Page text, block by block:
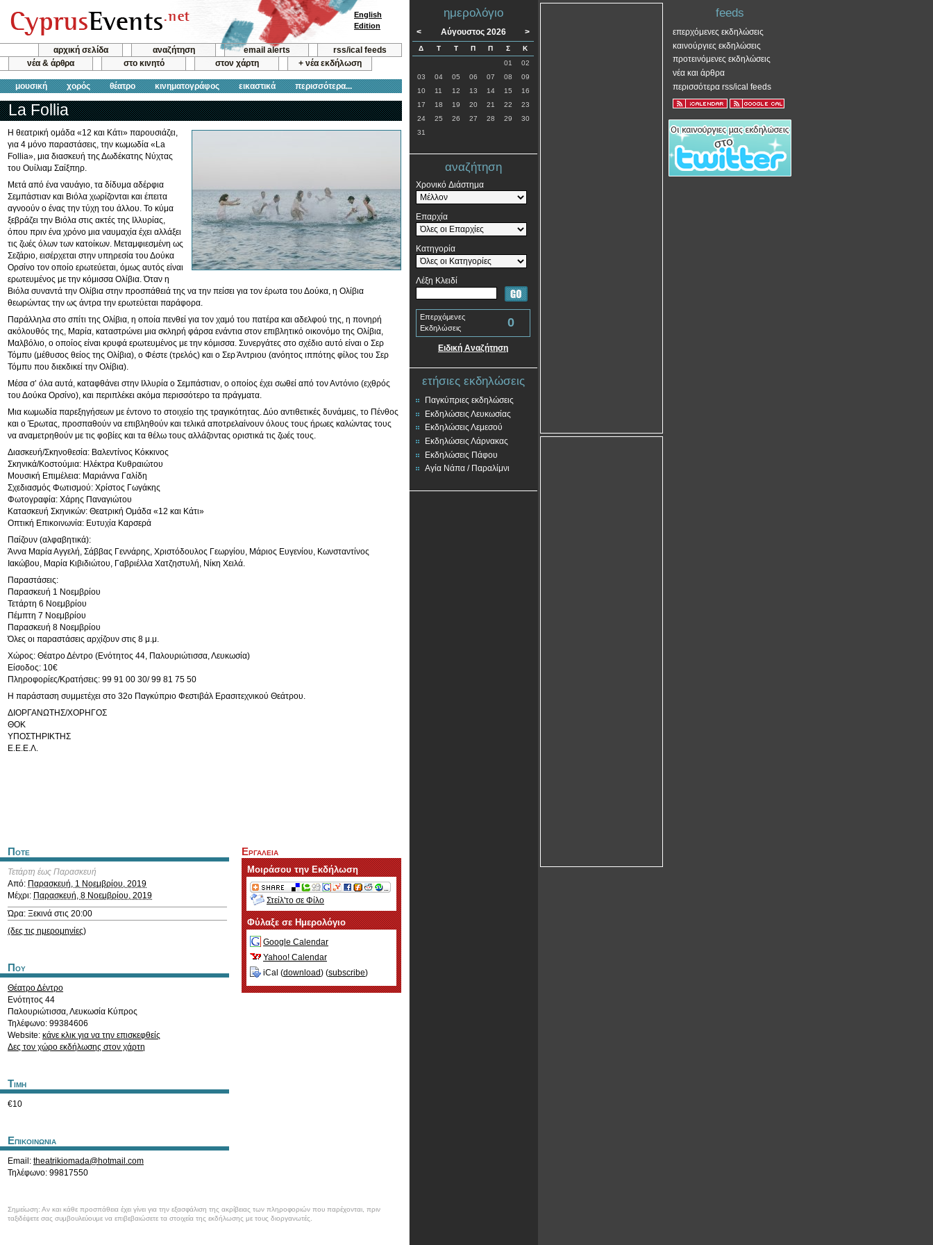
αρχική σελίδα αναζήτηση email alerts
rss/ical feeds
νέα & άρθρα
στο κινητό στον χάρτη + νέα εκδήλωση
μουσική χορός θέατρο κινηματογράφος εικαστικά περισσότερα...
English
Edition
La Follia
Η θεατρική ομάδα «12 και Κάτι» παρουσιάζει,
για 4 μόνο παραστάσεις, την κωμωδία «La
Follia», μια διασκευή της Δωδέκατης Νύχτας
του Ουίλιαμ Σαίξπηρ.
Μετά από ένα ναυάγιο, τα δίδυμα αδέρφια
Σεμπάστιαν και Βιόλα χωρίζονται και έπειτα
αγνοούν ο ένας την τύχη του άλλου. Το κύμα
ξεβράζει την Βιόλα στις ακτές της Ιλλυρίας,
όπου πριν ένα χρόνο μια ναυμαχία έχει αλλάξει
τις ζωές όλων των κατοίκων. Μεταμφιεσμένη ως
Σεζάριο, εισέρχεται στην υπηρεσία του Δούκα
Ορσίνο τον οποίο ερωτεύεται, όμως αυτός είναι
ερωτευμένος με την κόμισσα Ολίβια. Όταν η
Βιόλα συναντά την Ολίβια στην προσπάθειά της να την πείσει για τον έρωτα του Δούκα, η Ολίβια
θεωρώντας την ως άντρα την ερωτεύεται παράφορα.
Παράλληλα στο σπίτι της Ολίβια, η οποία πενθεί για τον χαμό του πατέρα και αδελφού της, η πονηρή
ακόλουθός της, Μαρία, καταστρώνει μια σκληρή φάρσα ενάντια στον επιβλητικό οικονόμο της Ολίβια,
Μαλβόλιο, ο οποίος είναι κρυφά ερωτευμένος με την κόμισσα. Συνεργάτες στο σχέδιο αυτό είναι ο Σερ
Τόμπυ (μέθυσος θείος της Ολίβια), ο Φέστε (τρελός) και ο Σερ Άντριου (ανόητος ιππότης φίλος του Σερ
Τόμπυ που διεκδικεί την Ολίβια).
Μέσα σ’ όλα αυτά, καταφθάνει στην Ιλλυρία ο Σεμπάστιαν, ο οποίος έχει σωθεί από τον Αντόνιο (εχθρός
του Δούκα Ορσίνο), και περιπλέκει ακόμα περισσότερο τα πράγματα.
Μια κωμωδία παρεξηγήσεων με έντονο το στοιχείο της τραγικότητας. Δύο αντιθετικές δυνάμεις, το Πένθος
και ο Έρωτας, προσπαθούν να επιβληθούν και τελικά αποτρελαίνουν όλους τους ήρωες καλώντας τους
να αναμετρηθούν με τις φοβίες και τα θέλω τους αλλάζοντας οριστικά τις ζωές τους.
Διασκευή/Σκηνοθεσία: Βαλεντίνος Κόκκινος
Σκηνικά/Κοστούμια: Ηλέκτρα Κυθραιώτου
Μουσική Επιμέλεια: Μαριάννα Γαλίδη
Σχεδιασμός Φωτισμού: Χρίστος Γωγάκης
Φωτογραφία: Χάρης Παναγιώτου
Κατασκευή Σκηνικών: Θεατρική Ομάδα «12 και Κάτι»
Οπτική Επικοινωνία: Ευτυχία Καρσερά
Παίζουν (αλφαβητικά):
Άννα Μαρία Αγγελή, Σάββας Γεννάρης, Χριστόδουλος Γεωργίου, Μάριος Ευγενίου, Κωνσταντίνος
Ιακώβου, Μαρία Κιβιδιώτου, Γαβριέλλα Χατζηστυλή, Νίκη Χειλά.
Παραστάσεις:
Παρασκευή 1 Νοεμβρίου
Τετάρτη 6 Νοεμβρίου
Πέμπτη 7 Νοεμβρίου
Παρασκευή 8 Νοεμβρίου
Όλες οι παραστάσεις αρχίζουν στις 8 μ.μ.
Χώρος: Θέατρο Δέντρο (Ενότητος 44, Παλουριώτισσα, Λευκωσία)
Είσοδος: 10€
Πληροφορίες/Κρατήσεις: 99 91 00 30/ 99 81 75 50
Η παράσταση συμμετέχει στο 32ο Παγκύπριο Φεστιβάλ Ερασιτεχνικού Θεάτρου.
ΔΙΟΡΓΑΝΩΤΗΣ/ΧΟΡΗΓΟΣ
ΘΟΚ
ΥΠΟΣΤΗΡΙΚΤΗΣ
Ε.Ε.Ε.Λ.
Ποτε
Τετάρτη έως Παρασκευή
Από: Παρασκευή, 1 Νοεμβρίου, 2019
Μέχρι: Παρασκευή, 8 Νοεμβρίου, 2019
Ώρα: Ξεκινά στις 20:00
(δες τις ημερομηνίες)
Που
Θέατρο Δέντρο
Ενότητος 44
Παλουριώτισσα,Λευκωσία Κύπρος
Τηλέφωνο: 99384606
Website: κάνε κλικ για να την επισκεφθείς
Δες τον χώρο εκδήλωσης στον χάρτη
Τιμη
€10
Επικοινωνια
Email: theatrikiomada@hotmail.com
Τηλέφωνο: 99817550
Εργαλεια
Μοιράσου την Εκδήλωση
Στείλ'το σε Φίλο
Φύλαξε σε Ημερολόγιο
Google Calendar
Yahoo! Calendar
iCal (download) (subscribe)
Σημείωση: Αν και κάθε προσπάθεια έχει γίνει για την εξασφάλιση της ακρίβειας των πληροφοριών που παρέχονται, πριν
ταξιδέψετε σας συμβουλεύουμε να επιβεβαιώσετε τα στοιχεία της εκδήλωσης με τους διοργανωτές.
ημερολόγιο
< Αύγουστος 2026 >
Δ Τ Τ Π Π Σ
Κ
01
02
03
04 05 06 07 08
09
10
11 12 13 14 15
16
17
18 19 20 21 22
23
24
25 26 27 28 29
30
31
αναζήτηση
Χρονικό Διάστημα
Επαρχία
Κατηγορία
Λέξη Κλειδί
Επερχόμενες
Εκδηλώσεις
0
Ειδική Αναζήτηση
ετήσιες εκδηλώσεις
Παγκύπριες εκδηλώσεις
Εκδηλώσεις Λευκωσίας
Εκδηλώσεις Λεμεσού
Εκδηλώσεις Λάρνακας
Εκδηλώσεις Πάφου
Αγία Νάπα / Παραλίμνι
feeds
επερχόμενες εκδηλώσεις
καινούργιες εκδηλώσεις
προτεινόμενες εκδηλώσεις
νέα και άρθρα
περισσότερα rss/ical feeds